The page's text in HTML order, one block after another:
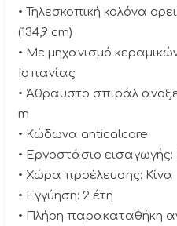
• Τηλεσκοπική κολόνα
(134,9 cm)
• Με μηχανισμό
Ισπανίας
• Άθραυστο σπιράλ
m
• Κώδωνα anticalcare
• Εργοστάσιο εισαγωγής:
• Χώρα προέλευσης: Κίνα
• Εγγύηση: 2 έτη
• Πλήρη παρακαταθήκη